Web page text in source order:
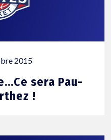
2015
sera Pau-
!